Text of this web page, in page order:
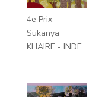
4e Prix -
Sukanya
KHAIRE - INDE